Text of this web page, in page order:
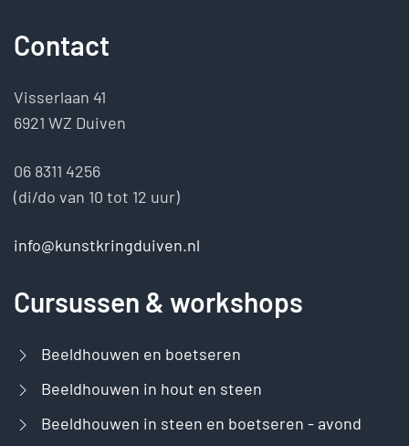
Contact
Visserlaan 41
6921 WZ Duiven
06 8311 4256
(di/do van 10 tot 12 uur)
info@kunstkringduiven.nl
Cursussen & workshops
Beeldhouwen en boetseren
Beeldhouwen in hout en steen
Beeldhouwen in steen en boetseren - avond